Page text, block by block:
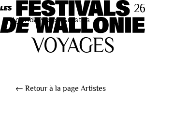
AgendaProjetsArtistes
← Retour à la page Artistes